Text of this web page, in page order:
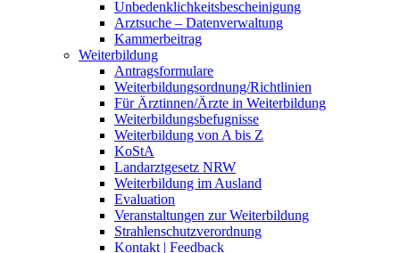
Unbedenklichkeitsbescheinigung
Arztsuche – Datenverwaltung
Kammerbeitrag
Weiterbildung
Antragsformulare
Weiterbildungsordnung/Richtlinien
Für Ärztinnen/Ärzte in Weiterbildung
Weiterbildungsbefugnisse
Weiterbildung von A bis Z
KoStA
Landarztgesetz NRW
Weiterbildung im Ausland
Evaluation
Veranstaltungen zur Weiterbildung
Strahlenschutzverordnung
Kontakt | Feedback